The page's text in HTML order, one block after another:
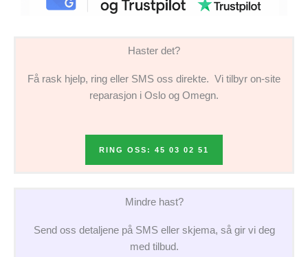
Haster det?
Få rask hjelp, ring eller SMS oss direkte. Vi tilbyr on-site
reparasjon i Oslo og Omegn.
RING OSS: 45 03 02 51
Mindre hast?
Send oss detaljene på SMS eller skjema, så gir vi deg
med tilbud.